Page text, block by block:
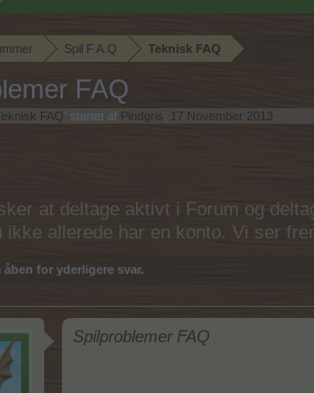
Spil F.A.Q Teknisk FAQ
FAQ
FAQ ' startet af Pindgris 17 November 2013
at deltage aktivt i Forum og
ikke allerede har en konto. Vi ser
åben for yderligere svar.
Spilproblemer FAQ